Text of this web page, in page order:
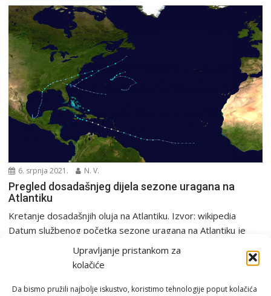
Upravljanje pristankom za
kolačiće
Da bismo pružili najbolje iskustvo, koristimo tehnologije poput kolačića
6. srpnja 2021. N. V.
Pregled dosadašnjeg dijela sezone uragana na
Atlantiku
Kretanje dosadašnjih oluja na Atlantiku. Izvor: wikipedia
Datum službenog početka sezone uragana na Atlantiku je